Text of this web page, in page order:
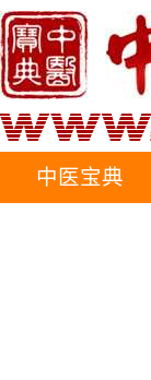
中医宝典